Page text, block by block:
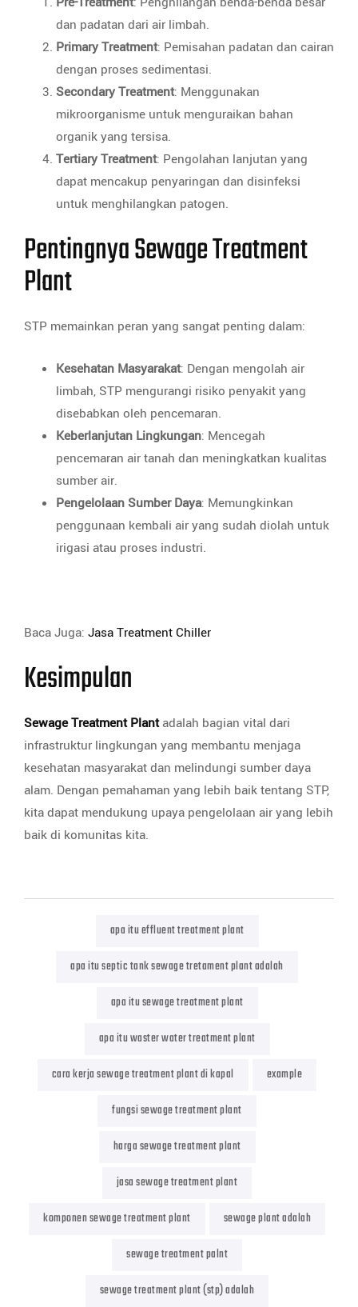
dan padatan dari air limbah.
Primary Treatment: Pemisahan padatan dan cairan
dengan proses sedimentasi.
Secondary Treatment: Menggunakan
mikroorganisme untuk menguraikan bahan
organik yang tersisa.
Tertiary Treatment: Pengolahan lanjutan yang
dapat mencakup penyaringan dan disinfeksi
untuk menghilangkan patogen.
Pentingnya Sewage Treatment
Plant
STP memainkan peran yang sangat penting dalam:
Kesehatan Masyarakat: Dengan mengolah air
limbah, STP mengurangi risiko penyakit yang
disebabkan oleh pencemaran.
Keberlanjutan Lingkungan: Mencegah
pencemaran air tanah dan meningkatkan kualitas
sumber air.
Pengelolaan Sumber Daya: Memungkinkan
penggunaan kembali air yang sudah diolah untuk
irigasi atau proses industri.
Baca Juga: Jasa Treatment Chiller
Kesimpulan
Sewage Treatment Plantadalah bagian vital dari
infrastruktur lingkungan yang membantu menjaga
kesehatan masyarakat dan melindungi sumber daya
alam. Dengan pemahaman yang lebih baik tentang STP,
kita dapat mendukung upaya pengelolaan air yang lebih
baik di komunitas kita.
apa itu effluent treatment plant
apa itu septic tank sewage tretament plant adalah
apa itu sewage treatment plant
apa itu waster water treatment plant
cara kerja sewage treatment plant di kapal
example
fungsi sewage treatment plant
harga sewage treatment plant
jasa sewage treatment plant
komponen sewage treatment plant
sewage plant adalah
sewage treatment palnt
sewage treatment plant (stp) adalah